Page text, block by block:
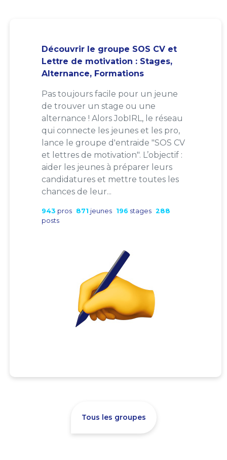
Découvrir le groupe SOS CV et
Lettre de motivation : Stages,
Alternance, Formations
Pas toujours facile pour un jeune
de trouver un stage ou une
alternance ! Alors JobIRL, le réseau
qui connecte les jeunes et les pro,
lance le groupe d'entraide "SOS CV
et lettres de motivation". L’objectif :
aider les jeunes à préparer leurs
candidatures et mettre toutes les
chances de leur...
943 pros 871 jeunes 196 stages 288
posts
Tous les groupes